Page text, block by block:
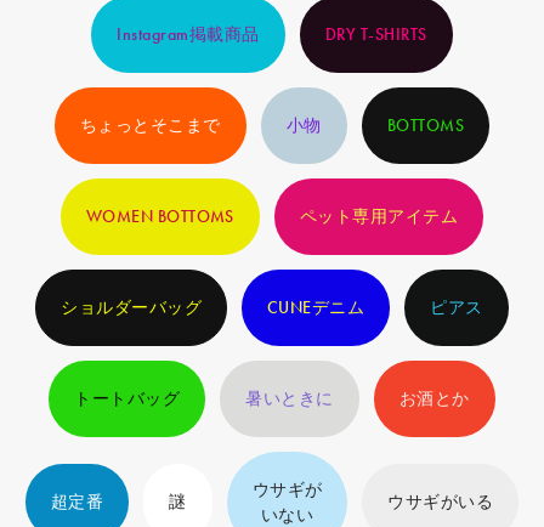
Instagram掲載商品 DRY T-SHIRTS
ちょっとそこまで 小物 BOTTOMS
WOMEN BOTTOMS ペット専用アイテム
ショルダーバッグ CUNEデニム ピアス
トートバッグ 暑いときに お酒とか
超定番 謎
ウサギが
いない
ウサギがいる